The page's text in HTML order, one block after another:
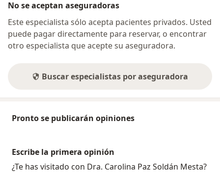
No se aceptan aseguradoras
Este especialista sólo acepta pacientes privados. Usted
puede pagar directamente para reservar, o encontrar
otro especialista que acepte su aseguradora.
Buscar especialistas por aseguradora
Pronto se publicarán opiniones
Escribe la primera opinión
¿Te has visitado con Dra. Carolina Paz Soldán Mesta?